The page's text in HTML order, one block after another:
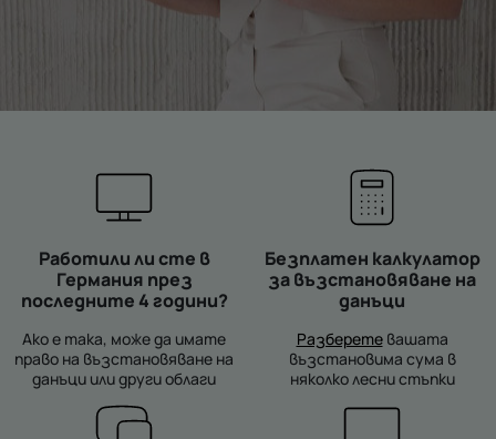
Работили ли сте в
Германия през
последните 4 години?
Ако е така, може да имате
право на възстановяване на
данъци или други облаги
Безплатен калкулатор
за възстановяване на
данъци
Разберетевашата
възстановима сума в
няколко лесни стъпки